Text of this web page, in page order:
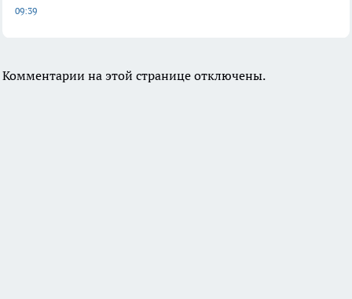
09:39
Комментарии на этой странице отключены.